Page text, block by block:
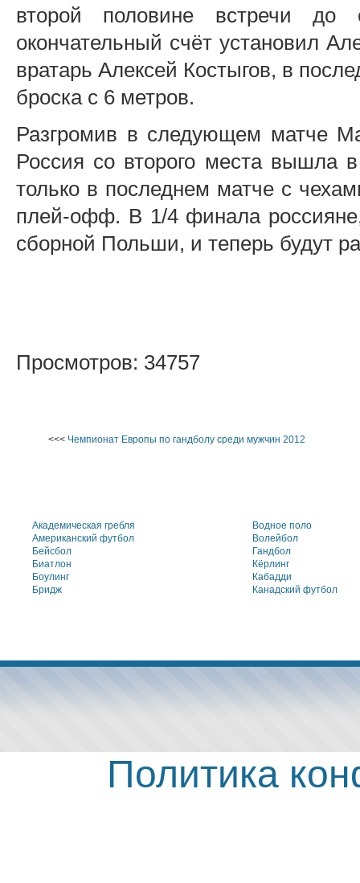
второй половине встречи до
окончательный счёт установил
вратарь Алексей Костыгов, в
броска с 6 метров.
Разгромив в следующем матче
Россия со второго места вышла
только в последнем матче с
плей-офф. В 1/4 финала
сборной Польши, и теперь будут
Просмотров: 34757
<<< Чемпионат Европы по гандболу среди мужчин 2012
Академическая гребля
Американский футбол
Бейсбол
Биатлон
Боулинг
Бридж
Водное поло
Волейбол
Гандбол
Кёрлинг
Кабадди
Канадский футбол
Политика